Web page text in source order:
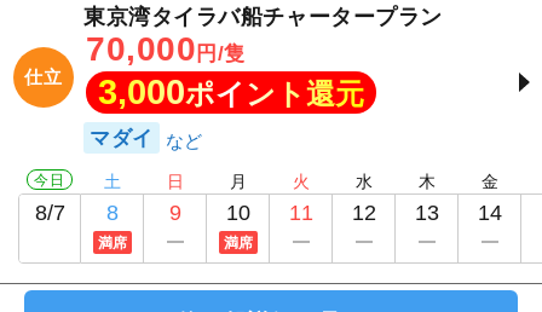
仕立
東京湾タイラバ船チャータープラン
70,000 円/隻
3,000ポイント還元
マダイ
今日
8/7
土
8
満席
日
9
月
10
満席
火
11
水
12
木
13
金
14